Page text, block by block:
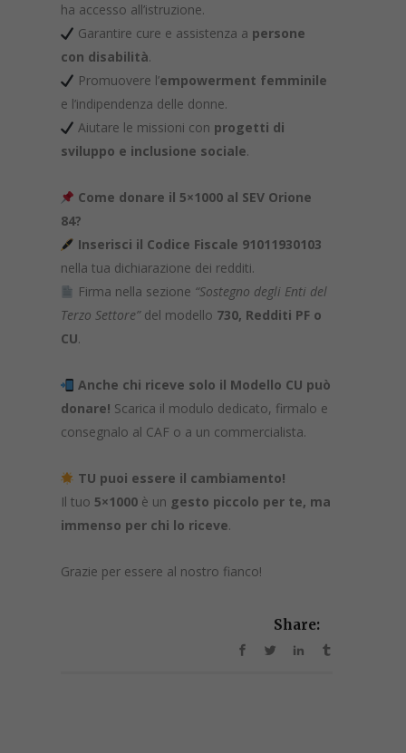
ha accesso all’istruzione.
Garantire cure e assistenza a persone
con disabilità.
Promuovere l’empowerment femminile
e l’indipendenza delle donne.
Aiutare le missioni con progetti di
sviluppo e inclusione sociale.
Come donare il 5×1000 al SEV Orione
84?
Inserisci il Codice Fiscale 91011930103
nella tua dichiarazione dei redditi.
Firma nella sezione “Sostegno degli Enti del
Terzo Settore”del modello 730, Redditi PF o
CU.
Anche chi riceve solo il Modello CU può
donare! Scarica il modulo dedicato, firmalo e
consegnalo al CAF o a un commercialista.
TU puoi essere il cambiamento!
Il tuo 5×1000è un gesto piccolo per te, ma
immenso per chi lo riceve.
Grazie per essere al nostro fianco!
Share: